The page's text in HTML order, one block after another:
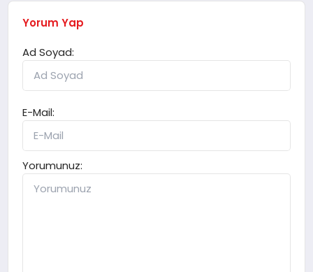
Yorum Yap
Ad Soyad:
E-Mail:
Yorumunuz: